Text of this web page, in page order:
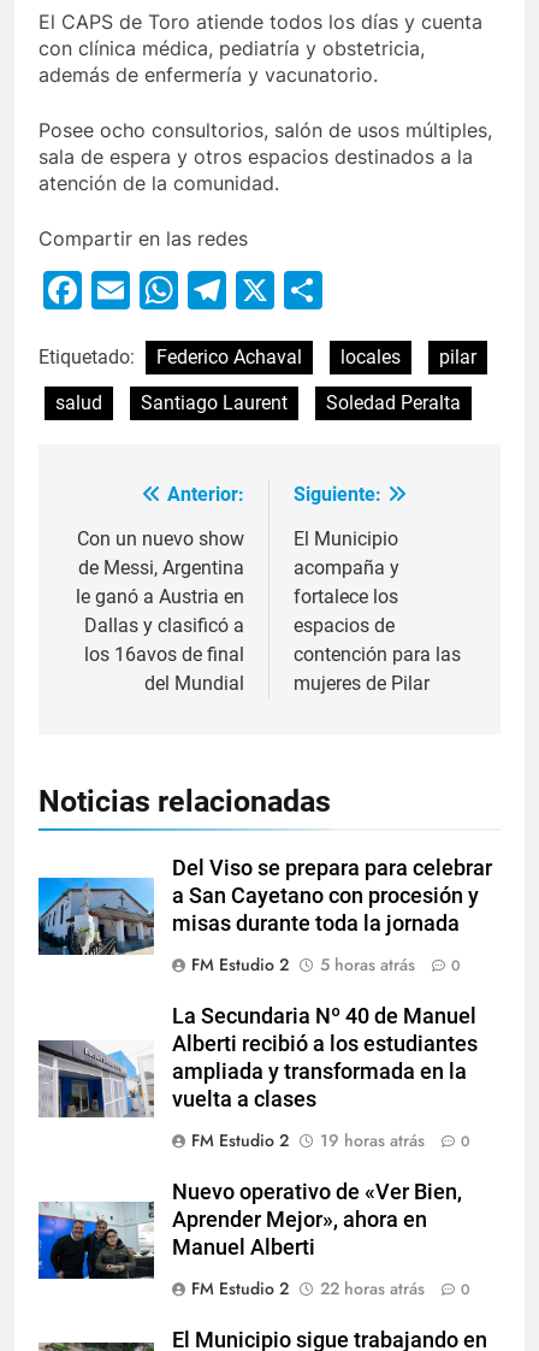
El CAPS de Toro atiende todos los días y cuenta
con clínica médica, pediatría y obstetricia,
además de enfermería y vacunatorio.
Posee ocho consultorios, salón de usos múltiples,
sala de espera y otros espacios destinados a la
atención de la comunidad.
Compartir en las redes
Facebook
EmailWhatsApp
Telegram
X
Etiquetado: Federico Achaval locales
pilar
salud
Santiago Laurent Soledad Peralta
Anterior:
Con un nuevo show
de Messi, Argentina
le ganó a Austria en
Dallas y clasificó a
los 16avos de final
del Mundial
Siguiente:
El Municipio
acompaña y
fortalece los
espacios de
contención para las
mujeres de Pilar
Noticias relacionadas
Del Viso se prepara para celebrar
a San Cayetano con procesión y
misas durante toda la jornada
FM Estudio 2
5 horas atrás 0
La Secundaria Nº 40 de Manuel
Alberti recibió a los estudiantes
ampliada y transformada en la
vuelta a clases
FM Estudio 2
19 horas atrás 0
Nuevo operativo de «Ver Bien,
Aprender Mejor», ahora en
Manuel Alberti
FM Estudio 2
22 horas atrás 0
El Municipio sigue trabajando en